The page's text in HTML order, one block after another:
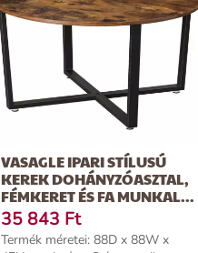
VASAGLE IPARI STÍLUSÚ
KEREK DOHÁNYZÓASZTAL,
FÉMKERET ÉS FA MUNKAL...
35 843 Ft
Termék méretei: 88D x 88W x